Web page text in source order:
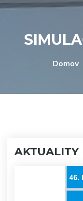
Domov
AKTUALITY